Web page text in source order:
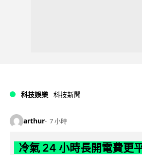
科技娛樂 科技新聞
arthur 7 小時
冷氣 24 小時長開電費更